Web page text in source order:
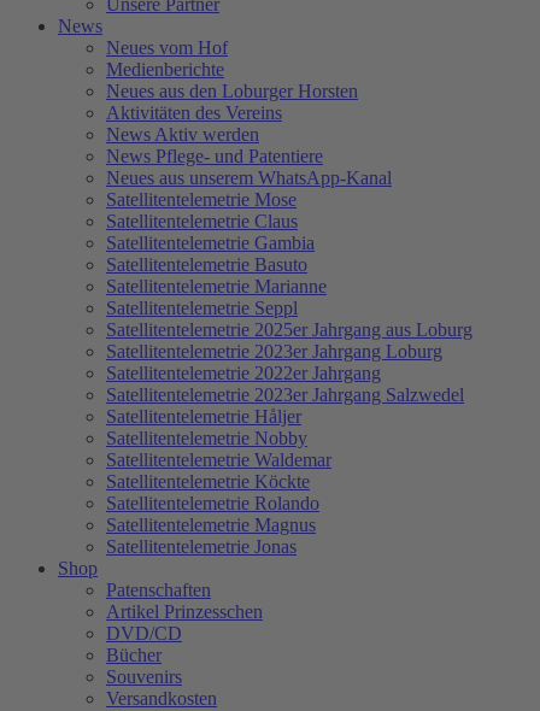
News
Neues vom Hof
Medienberichte
Neues aus den Loburger Horsten
Aktivitäten des Vereins
News Aktiv werden
News Pflege- und Patentiere
Neues aus unserem WhatsApp-Kanal
Satellitentelemetrie Mose
Satellitentelemetrie Claus
Satellitentelemetrie Gambia
Satellitentelemetrie Basuto
Satellitentelemetrie Marianne
Satellitentelemetrie Seppl
Satellitentelemetrie 2025er Jahrgang aus Loburg
Satellitentelemetrie 2023er Jahrgang Loburg
Satellitentelemetrie 2022er Jahrgang
Satellitentelemetrie 2023er Jahrgang Salzwedel
Satellitentelemetrie Håljer
Satellitentelemetrie Nobby
Satellitentelemetrie Waldemar
Satellitentelemetrie Köckte
Satellitentelemetrie Rolando
Satellitentelemetrie Magnus
Satellitentelemetrie Jonas
Shop
Patenschaften
Artikel Prinzesschen
DVD/CD
Bücher
Souvenirs
Versandkosten